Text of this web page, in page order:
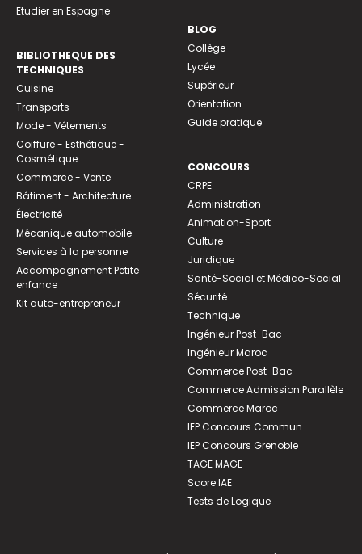
Etudier en Espagne
BIBLIOTHEQUE DES
TECHNIQUES
Cuisine
Transports
Mode - Vêtements
Coiffure - Esthétique -
Cosmétique
Commerce - Vente
Bâtiment - Architecture
Électricité
Mécanique automobile
Services à la personne
Accompagnement Petite
enfance
Kit auto-entrepreneur
BLOG
Collège
Lycée
Supérieur
Orientation
Guide pratique
CONCOURS
CRPE
Administration
Animation-Sport
Culture
Juridique
Santé-Social et Médico-Social
Sécurité
Technique
Ingénieur Post-Bac
Ingénieur Maroc
Commerce Post-Bac
Commerce Admission Parallèle
Commerce Maroc
IEP Concours Commun
IEP Concours Grenoble
TAGE MAGE
Score IAE
Tests de Logique